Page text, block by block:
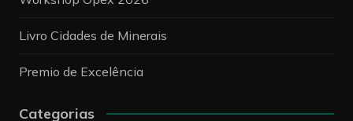
Livro Cidades de Minerais
Premio de Excelência
Categorias